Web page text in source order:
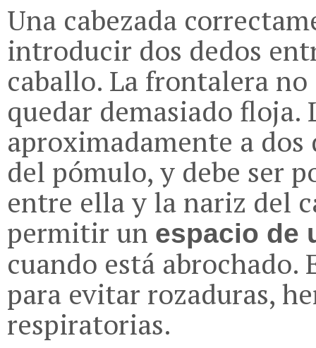
Una cabezada
introducir dos dedos
caballo. La frontalera
quedar demasiado floja.
aproximadamente a dos
del pómulo, y debe ser
entre ella y la nariz del
permitir un espacio de
cuando está abrochado.
para evitar rozaduras,
respiratorias.